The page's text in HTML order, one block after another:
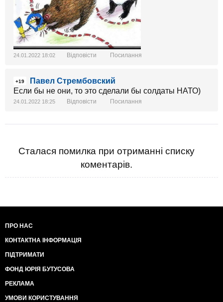
24.01.2022 18:02 Відповісти Посилання
+19
Павел Стрембовский
Если бы не они, то это сделали бы солдаты НАТО)
24.01.2022 18:25 Відповісти Посилання
Сталася помилка при отриманні списку
коментарів.
ПРО НАС
КОНТАКТНА ІНФОРМАЦІЯ
ПІДТРИМАТИ
ФОНД ЮРІЯ БУТУСОВА
РЕКЛАМА
УМОВИ КОРИСТУВАННЯ